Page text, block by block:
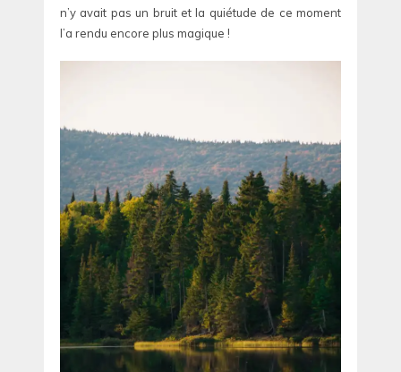
n’y avait pas un bruit et la quiétude de ce moment
l’a rendu encore plus magique !